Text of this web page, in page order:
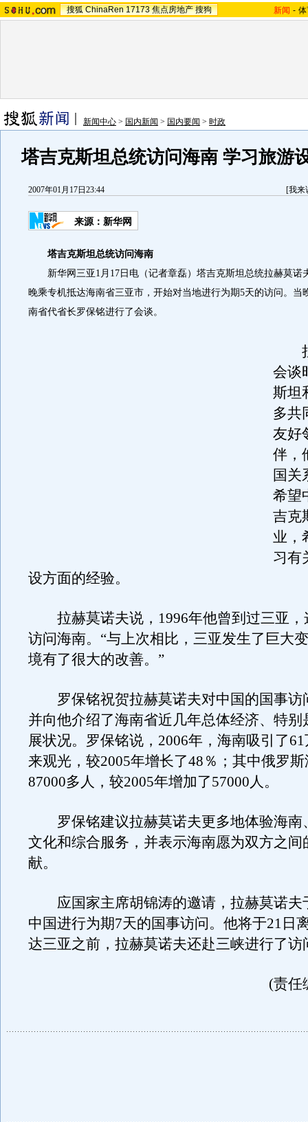
搜狐 ChinaRen 17173 焦点房地产 搜狗 新闻 -
新闻中心 > 国内新闻 > 国内要闻 > 时政
塔吉克斯坦总统访问海南 学习旅游
2007年01月17日23:44 [我来
来源：新华网
塔吉克斯坦总统访问海南
新华网三亚1月17日电（记者章磊）塔吉克斯坦总统拉赫莫诺
晚乘专机抵达海南省三亚市，开始对当地进行为期5天的访问。当
南省代省长罗保铭进行了会谈。
拉
会谈
斯坦
多共
友好
伴，
国关
希望
吉克
业，
习有
设方面的经验。
拉赫莫诺夫说，1996年他曾到过三亚，
访问海南。“与上次相比，三亚发生了巨大
境有了很大的改善。”
罗保铭祝贺拉赫莫诺夫对中国的国事访
并向他介绍了海南省近几年总体经济、特别
展状况。罗保铭说，2006年，海南吸引了
来观光，较2005年增长了48％；其中俄罗
87000多人，较2005年增加了57000人。
罗保铭建议拉赫莫诺夫更多地体验海南
文化和综合服务，并表示海南愿为双方之间
献。
应国家主席胡锦涛的邀请，拉赫莫诺夫
中国进行为期7天的国事访问。他将于21日
达三亚之前，拉赫莫诺夫还赴三峡进行了访
(责任